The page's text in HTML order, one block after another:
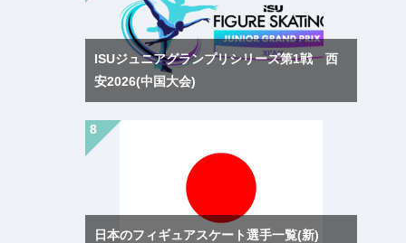
ISUジュニアグランプリシリーズ第1戦 西
安2026(中国大会)
日本のフィギュアスケート選手一覧(新)